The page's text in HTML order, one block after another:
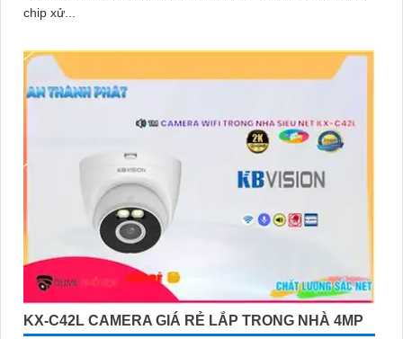
chip xử...
KX-C42L CAMERA GIÁ RẺ LẮP TRONG NHÀ 4MP